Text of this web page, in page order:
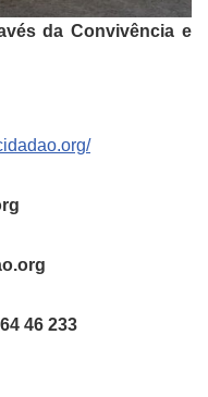
da Convivência e
46 233